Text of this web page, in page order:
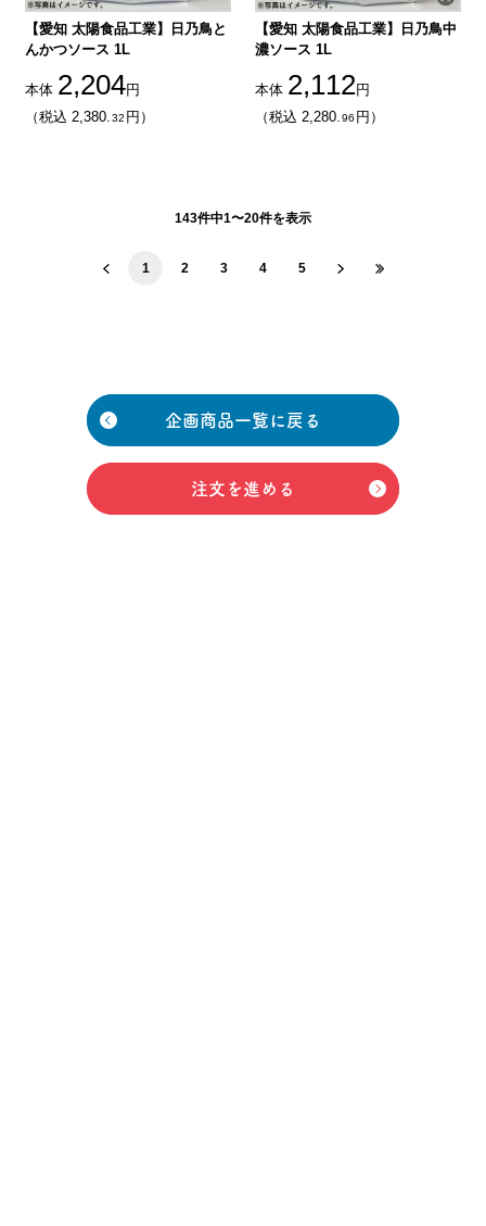
【愛知 太陽食品工業】日乃鳥と
んかつソース 1L
本体 2,204円
（税込 2,380. 32 円）
【愛知 太陽食品工業】日乃鳥中
濃ソース 1L
本体 2,112円
（税込 2,280. 96 円）
143件中1〜20件を表示
1 2 3 4 5
企画商品一覧に戻る
注文を進める